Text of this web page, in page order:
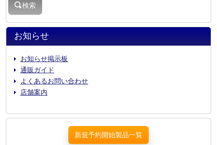
お知らせ
お知らせ掲示板
通販ガイド
よくあるお問い合わせ
店舗案内
検索
新規予約開始製品一覧